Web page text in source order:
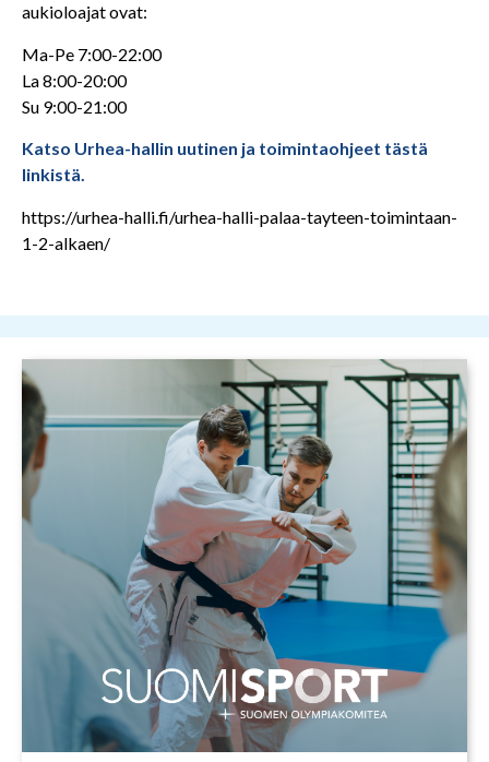
aukioloajat ovat:
Ma-Pe 7:00-22:00
La 8:00-20:00
Su 9:00-21:00
Katso Urhea-hallin uutinen ja toimintaohjeet tästä
linkistä.
https://urhea-halli.fi/urhea-halli-palaa-tayteen-toimintaan-
1-2-alkaen/